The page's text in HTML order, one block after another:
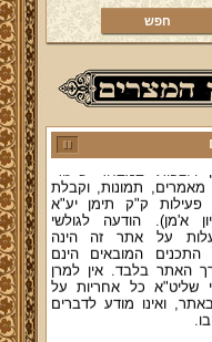
לאתר מהרי"ץ
תורני למורשת יהדות
הרשמי להנצחת מורשתו
תמצאו גם תכנים תורניים
של מרן הגאון הרב יצחק
- פוסק עדת תימן,
ערוך המקוצר ח"ח
ג"ח ועוד, וכן תוכלו
ולצפות במבחר שיעורי
מאמרים, תמונות, וקבלת
פעילות ק"ק תימן יע"א
א'מן). הודעה לגולשי
על אתר זה הינה
התכנים המובאים הינם
האתר בלבד. אין למרן
שליט"א כל אחריות על
ואינו מודע לדברים